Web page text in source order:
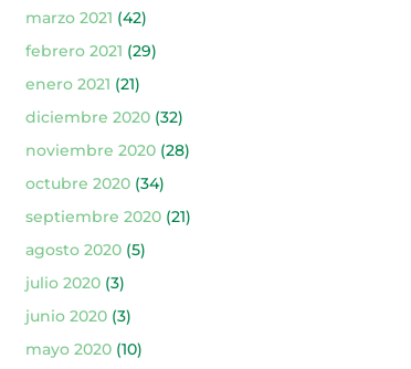
marzo 2021 (42)
febrero 2021 (29)
enero 2021 (21)
diciembre 2020(32)
noviembre 2020(28)
octubre 2020(34)
septiembre 2020(21)
agosto 2020(5)
julio 2020(3)
junio 2020(3)
mayo 2020(10)